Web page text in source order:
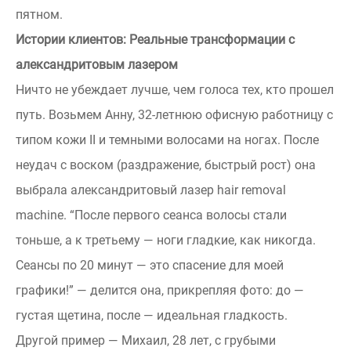
пятном.
Истории клиентов: Реальные трансформации с
александритовым лазером
Ничто не убеждает лучше, чем голоса тех, кто прошел
путь. Возьмем Анну, 32-летнюю офисную работницу с
типом кожи II и темными волосами на ногах. После
неудач с воском (раздражение, быстрый рост) она
выбрала александритовый лазер hair removal
machine. “После первого сеанса волосы стали
тоньше, а к третьему — ноги гладкие, как никогда.
Сеансы по 20 минут — это спасение для моей
графики!” — делится она, прикрепляя фото: до —
густая щетина, после — идеальная гладкость.
Другой пример — Михаил, 28 лет, с грубыми